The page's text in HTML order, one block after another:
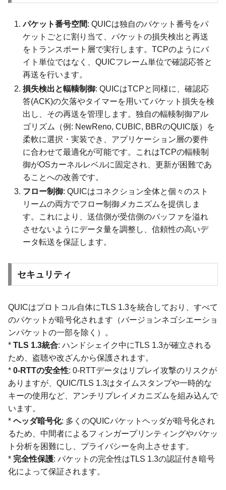
パケット番号空間: QUICは独自のパケット番号をパ
ケットごとに割り当て、パケットの損失検出と再送
をトランスポート層で実行します。TCPのようにバ
イト単位ではなく、QUICフレーム単位で確認応答と
再送を行います。
損失検出と輻輳制御: QUICはTCPと同様に、確認応
答(ACK)の欠落やタイマーを用いてパケット損失を検
出し、その再送を管理します。独自の輻輳制御アル
ゴリズム（例: NewReno, CUBIC, BBRのQUIC版）を
柔軟に選択・実装でき、アプリケーション層の要件
に合わせて最適化が可能です。これはTCPの輻輳制
御がOSカーネルレベルに固定され、更新が困難であ
ることへの改善です。
フロー制御: QUICはコネクション全体と個々のスト
リームの両方でフロー制御メカニズムを提供しま
す。これにより、送信側が受信側のバッファを溢れ
させないようにデータ量を調整し、信頼性の高いデ
ータ転送を保証します。
セキュリティ
QUICはプロトコル自体にTLS 1.3を統合しており、すべて
のパケットが暗号化されます（バージョンネゴシエーショ
ンパケットの一部を除く）。
* TLS 1.3統合: ハンドシェイク中にTLS 1.3が確立される
ため、盗聴や改ざんから保護されます。
* 0-RTTの安全性: 0-RTTデータはリプレイ攻撃のリスクが
ありますが、QUIC/TLS 1.3はタイムスタンプや一時的な
キーの使用など、アンチリプレイメカニズムを組み込んで
います。
* ヘッダ暗号化: 多くのQUICパケットヘッダが暗号化され
るため、中間者によるフィンガープリンティングやパケッ
ト分析を困難にし、プライバシーを向上させます。
* 完全性保護: パケットの完全性はTLS 1.3の認証付き暗号
化によって保証されます。